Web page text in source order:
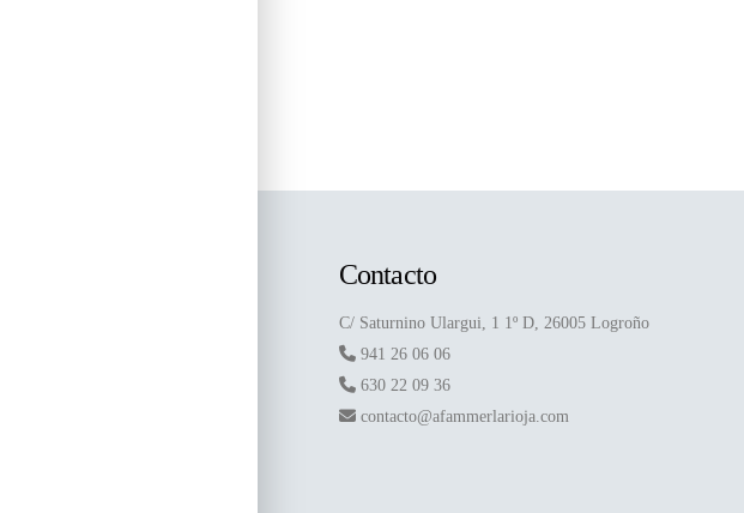
Contacto
C/ Saturnino Ulargui, 1 1º D, 26005 Logroño
941 26 06 06
630 22 09 36
contacto@afammerlarioja.com